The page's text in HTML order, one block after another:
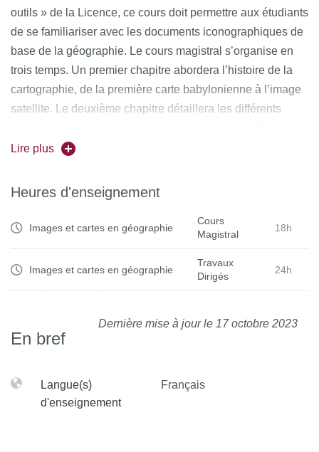
outils » de la Licence, ce cours doit permettre aux étudiants
de se familiariser avec les documents iconographiques de
base de la géographie. Le cours magistral s’organise en
trois temps. Un premier chapitre abordera l’histoire de la
cartographie, de la première carte babylonienne à l’image
satellite. Le deuxième chapitre détaillera les différents
troisième chapitre s’intéressera aux choix à réaliser pour
étudiants de se former à l’analyse et au commentaire de
à-vis des sources, du mode de construction et du but
Lire plus
Heures d'enseignement
Images et cartes en géographie
Cours
Magistral
18h
Images et cartes en géographie
Travaux
Dirigés
24h
Dernière mise à jour le 17 octobre 2023
En bref
Langue(s)
d'enseignement
Français